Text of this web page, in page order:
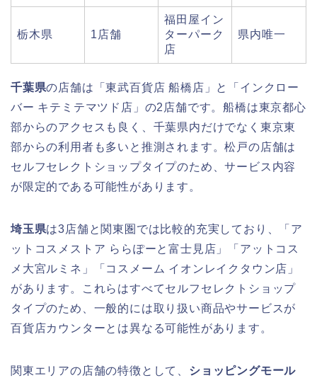
栃木県 1店舗
福田屋イン
ターパーク
店
県内唯一
千葉県の店舗は「東武百貨店 船橋店」と「インクロー
バー キテミテマツド店」の2店舗です。船橋は東京都心
部からのアクセスも良く、千葉県内だけでなく東京東
部からの利用者も多いと推測されます。松戸の店舗は
セルフセレクトショップタイプのため、サービス内容
が限定的である可能性があります。
埼玉県は3店舗と関東圏では比較的充実しており、「ア
ットコスメストア ららぽーと富士見店」「アットコス
メ大宮ルミネ」「コスメーム イオンレイクタウン店」
があります。これらはすべてセルフセレクトショップ
タイプのため、一般的には取り扱い商品やサービスが
百貨店カウンターとは異なる可能性があります。
関東エリアの店舗の特徴として、 ショッピングモール